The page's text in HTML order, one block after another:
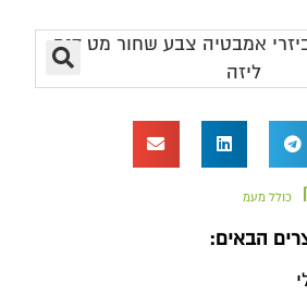
כולל מעמ
הבאים: